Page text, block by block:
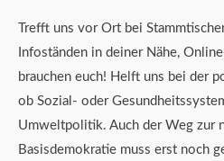
Trefft uns vor Ort bei
Infoständen in deiner Nähe,
brauchen euch! Helft uns bei der
ob Sozial- oder
Umweltpolitik. Auch der Weg zur
Basisdemokratie muss erst noch